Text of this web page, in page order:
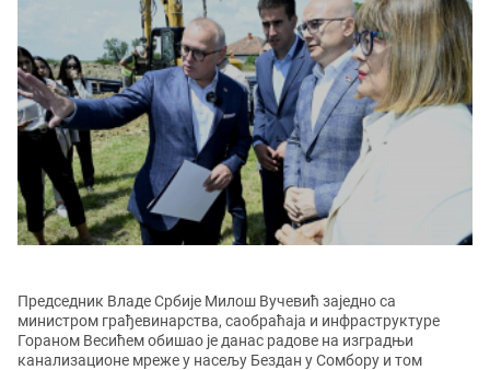
Председник Владе Србије Милош Вучевић заједно са
министром грађевинарства, саобраћаја и инфраструктуре
Гораном Весићем обишао је данас радове на изградњи
канализационе мреже у насељу Бездан у Сомбору и том